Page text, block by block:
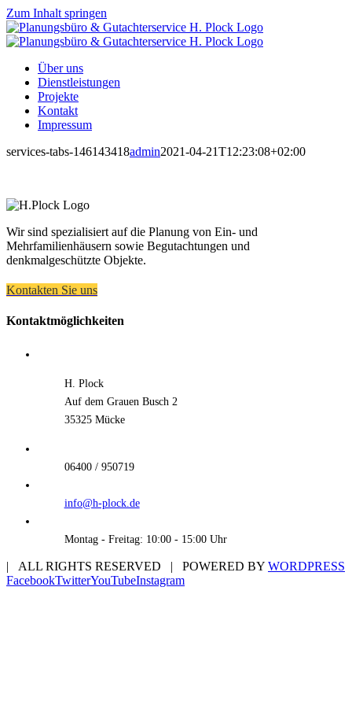
Zum Inhalt springen
Über uns
Dienstleistungen
Projekte
Kontakt
Impressum
services-tabs-146143418admin2021-04-21T12:23:08+02:00
Wir sind spezialisiert auf die Planung von Ein- und
Mehrfamilienhäusern sowie Begutachtungen und
denkmalgeschützte Objekte.
Kontakten Sie uns
Kontaktmöglichkeiten
H. Plock
Auf dem Grauen Busch 2
35325 Mücke
06400 / 950719
info@h-plock.de
Montag - Freitag: 10:00 - 15:00 Uhr
| ALL RIGHTS RESERVED | POWERED BY WORDPRESS
FacebookTwitterYouTubeInstagram